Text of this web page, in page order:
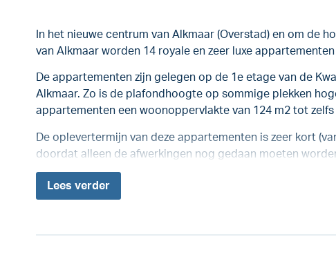
In het nieuwe centrum van Alkmaar (Overstad) en om de
van Alkmaar worden 14 royale en zeer luxe
De appartementen zijn gelegen op de 1e etage van de
Alkmaar. Zo is de plafondhoogte op sommige plekken
appartementen een woonoppervlakte van 124 m2 tot zelfs
De oplevertermijn van deze appartementen is zeer kort
doordat alleen de afwerkingen nog gedaan moeten
Lees verder